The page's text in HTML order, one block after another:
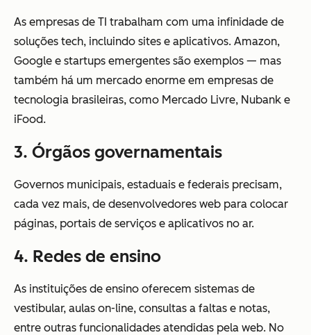
As empresas de TI trabalham com uma infinidade de
soluções tech, incluindo sites e aplicativos. Amazon,
Google e startups emergentes são exemplos — mas
também há um mercado enorme em empresas de
tecnologia brasileiras, como Mercado Livre, Nubank e
iFood.
3. Órgãos governamentais
Governos municipais, estaduais e federais precisam,
cada vez mais, de desenvolvedores web para colocar
páginas, portais de serviços e aplicativos no ar.
4. Redes de ensino
As instituições de ensino oferecem sistemas de
vestibular, aulas on-line, consultas a faltas e notas,
entre outras funcionalidades atendidas pela web. No